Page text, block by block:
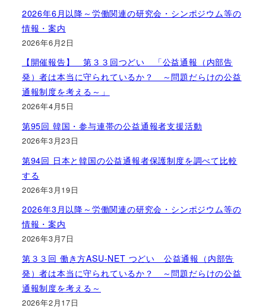
2026年6月以降～労働関連の研究会・シンポジウム等の
情報・案内
2026年6月2日
【開催報告】 第３３回つどい 「公益通報（内部告
発）者は本当に守られているか？ ～問題だらけの公益
通報制度を考える～」
2026年4月5日
第95回 韓国・参与連帯の公益通報者支援活動
2026年3月23日
第94回 日本と韓国の公益通報者保護制度を調べて比較
する
2026年3月19日
2026年3月以降～労働関連の研究会・シンポジウム等の
情報・案内
2026年3月7日
第３３回 働き方ASU-NET つどい 公益通報（内部告
発）者は本当に守られているか？ ～問題だらけの公益
通報制度を考える～
2026年2月17日